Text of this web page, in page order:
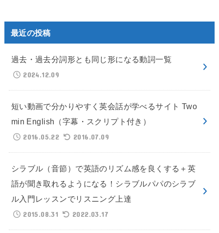
最近の投稿
過去・過去分詞形とも同じ形になる動詞一覧
2024.12.09
短い動画で分かりやすく英会話が学べるサイト Two
min English（字幕・スクリプト付き）
2016.05.22
2016.07.09
シラブル（音節）で英語のリズム感を良くする＋英
語が聞き取れるようになる！シラブルパパのシラブ
ル入門レッスンでリスニング上達
2015.08.31
2022.03.17